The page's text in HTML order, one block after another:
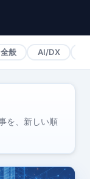
般 AI/DX
を、新しい順